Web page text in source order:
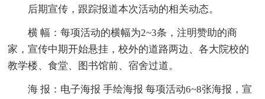
后期宣传，跟踪报道本次活动的相关动态。
横 幅：每项活动的横幅为2~3条，注明赞助的商
家，宣传中期开始悬挂，校外的道路两边、各大院校的
教学楼、食堂、图书馆前、宿舍过道。
海 报：电子海报 手绘海报 每项活动6~8张海报，宣